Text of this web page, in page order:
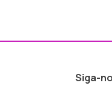
Siga-